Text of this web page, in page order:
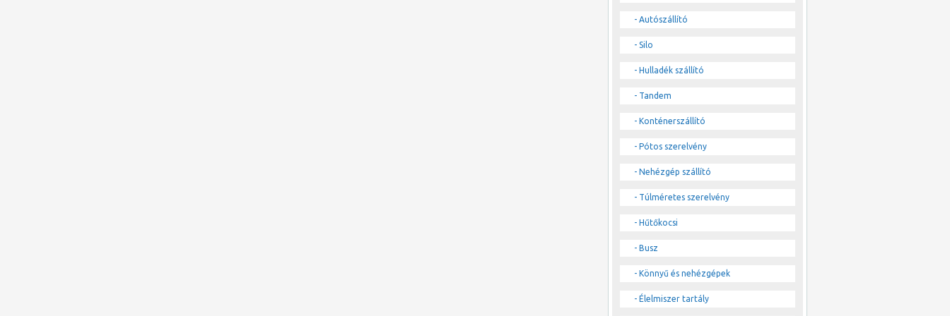
- Autószállító
- Silo
- Hulladék szállító
- Tandem
- Konténerszállító
- Pótos szerelvény
- Nehézgép szállító
- Túlméretes szerelvény
- Hűtőkocsi
- Busz
- Könnyű és nehézgépek
- Élelmiszer tartály